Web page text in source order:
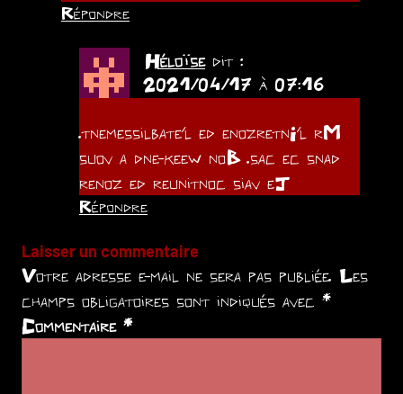
Répondre
Héloïse dit :
2021/04/17 à 07:16
.tnemessilbate’l ed enozretnI’l rM
suov a dne-keew noB .sac ec snad
renoz ed reunitnoc siav eJ
Répondre
Laisser un commentaire
Votre adresse e-mail ne sera pas publiée. Les
champs obligatoires sont indiqués avec *
Commentaire *